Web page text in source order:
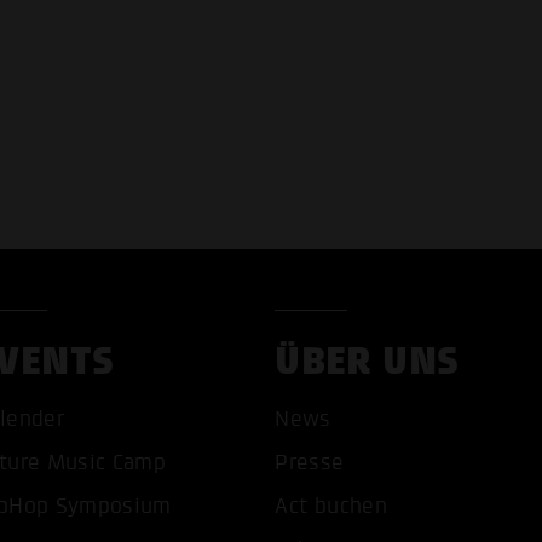
AKZEPTIEREN ALLE COOKIES
Music Camp
Symposium
ÜBER UNS
News
Presse
Act buchen